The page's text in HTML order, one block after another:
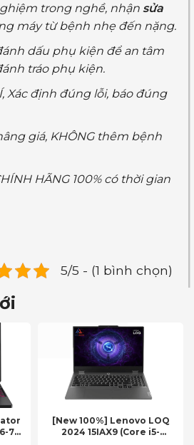
trong nghề, nhận sửa
máy từ bệnh nhẹ đến nặng.
dấu phụ kiện để an tâm
tráo phụ kiện.
Xác định đúng lỗi, báo đúng
giá, KHÔNG thêm bệnh
HÃNG 100% có thời gian
5/5 - (1 bình chọn)
71-
[New 100%] Lenovo LOQ
2024 15IAX9 (Core i5-